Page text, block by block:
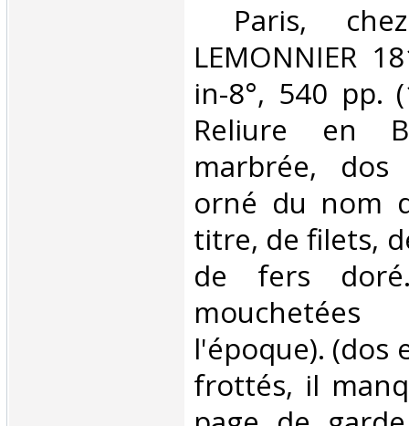
Paris,
LEMONNIER
in-8°, 540 pp.
Reliure en
marbrée,
orné du nom
titre, de filets,
de fers
l'époque). (dos
frottés, il